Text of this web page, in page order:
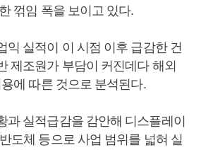
꺾임 폭을 보이고 있다.
익 실적이 이 시점 이후 급감한 건
제조원가 부담이 커진데다 해외
에 따른 것으로 분석된다.
과 실적급감을 감안해 디스플레이
도체 등으로 사업 범위를 넓혀 실